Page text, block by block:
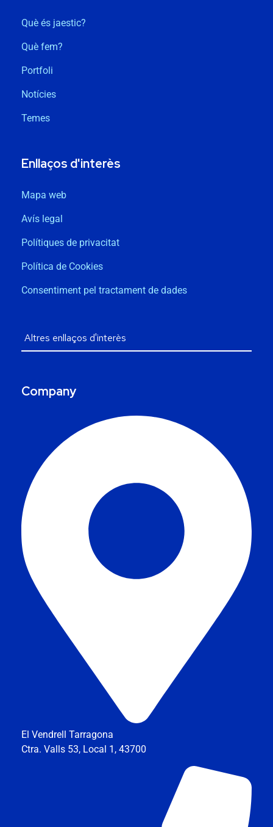
Què és jaestic?
Què fem?
Portfoli
Notícies
Temes
Enllaços d'interès
Mapa web
Avís legal
Polítiques de privacitat
Política de Cookies
Consentiment pel tractament de dades
Company
El Vendrell Tarragona
Ctra. Valls 53, Local 1, 43700